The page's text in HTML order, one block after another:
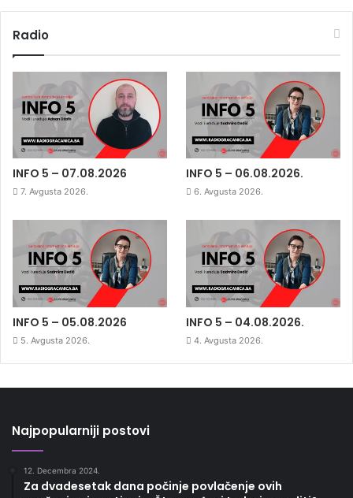
Radio
INFO 5 – 07.08.2026
7. Avgusta 2026.
INFO 5 – 06.08.2026.
6. Avgusta 2026.
INFO 5 – 05.08.2026
5. Avgusta 2026.
INFO 5 – 04.08.2026.
4. Avgusta 2026.
Najpopularniji postovi
12. Decembra 2024.
Za dvadesetak dana počinje povlačenje ovih